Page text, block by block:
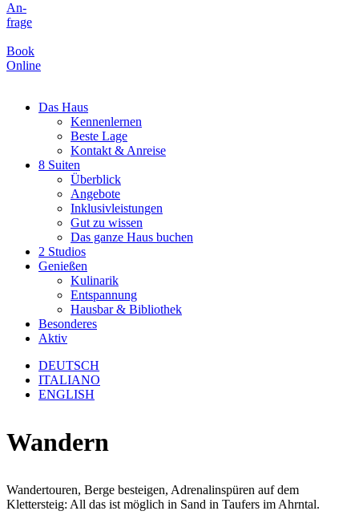
An-
frage
Book
Online
Das Haus
Kennenlernen
Beste Lage
Kontakt & Anreise
8 Suiten
Überblick
Angebote
Inklusivleistungen
Gut zu wissen
Das ganze Haus buchen
2 Studios
Genießen
Kulinarik
Entspannung
Hausbar & Bibliothek
Besonderes
Aktiv
DEUTSCH
ITALIANO
ENGLISH
Wandern
Wandertouren, Berge besteigen, Adrenalinspüren auf dem
Klettersteig: All das ist möglich in Sand in Taufers im Ahrntal.